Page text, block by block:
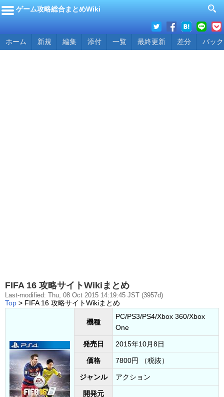
ゲーム攻略総合まとめWiki
ホーム 新規 編集 添付 一覧 最終更新 差分 バッ
FIFA 16 攻略サイトWikiまとめ
Last-modified: Thu, 08 Oct 2015 14:19:45 JST (3957d)
Top > FIFA 16 攻略サイトWikiまとめ
機種
PC/PS3/PS4/Xbox 360/Xbox
One
発売日 2015年10月8日
価格 7800円 （税抜）
ジャンル アクション
開発元